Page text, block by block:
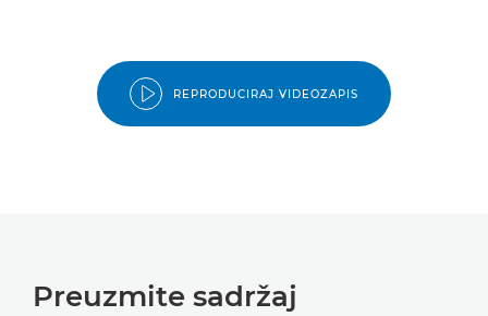
REPRODUCIRAJ VIDEOZAPIS
Preuzmite sadržaj